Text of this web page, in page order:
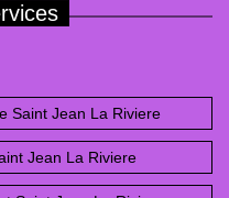
Saint Jean La Riviere
Jean La Riviere